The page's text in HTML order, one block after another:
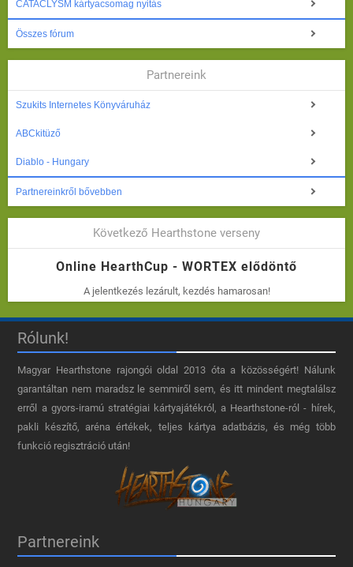
CATACLYSM kártyacsomag nyitás
Összes fórum
Partnereink
Szukits Internetes Könyváruház
ABCkitüző
Diablo - Hungary
Partnereinkről bővebben
Következő Hearthstone verseny
Online HearthCup - WORTEX elődöntő
A jelentkezés lezárult, kezdés hamarosan!
Rólunk!
Magyar Hearthstone​ rajongói oldal 2013 óta a közösségért! Nálunk
garantáltan nem maradsz le semmiről sem, és itt mindent megtalálsz
erről a gyors-iramú stratégiai kártyajátékról, a Hearthstone-ról - hírek,
pakli készítő, aréna értékek, teljes kártya adatbázis, és még több
funkció regisztráció után!
Partnereink